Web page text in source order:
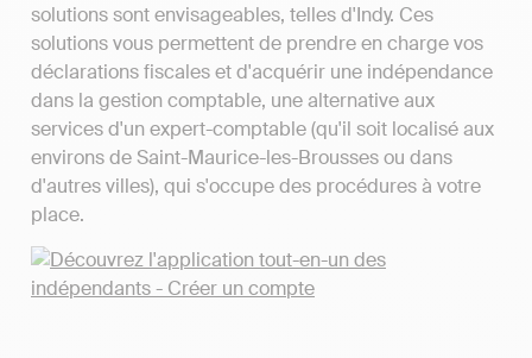
solutions sont envisageables, telles d'Indy. Ces
solutions vous permettent de prendre en charge vos
déclarations fiscales et d'acquérir une indépendance
dans la gestion comptable, une alternative aux
services d'un expert-comptable (qu'il soit localisé aux
environs de Saint-Maurice-les-Brousses ou dans
d'autres villes), qui s'occupe des procédures à votre
place.